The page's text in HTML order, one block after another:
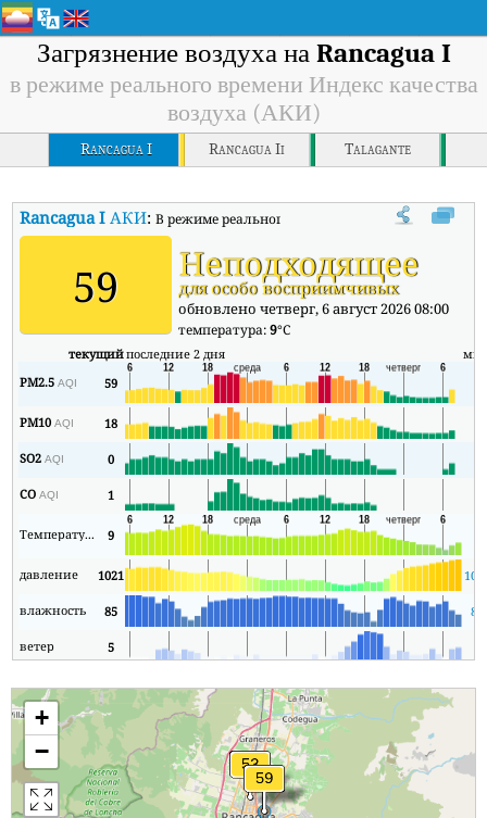
Загрязнение воздуха на Rancagua I
в режиме реального времени Индекс качества
воздуха (АКИ)
Rancagua I Rancagua Ii Talagante
Rancagua I АКИ:В режиме реального времени Индекс качества
59 Неподходящее
для особо восприимчивых
обновлено четверг, 6 август 2026 08:00
температура:9°C
текущийпоследние 2 дня
PM2.5AQI 59
PM10AQI 18
SO2AQI 0
COAQI 1
Температура 9
давление 1021
влажность 85 80
ветер 5
+
−